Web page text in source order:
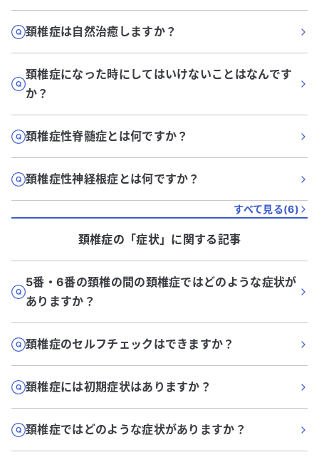
頚椎症は自然治癒しますか？
頚椎症になった時にしてはいけないことはなんです
か？
頚椎症性脊髄症とは何ですか？
頚椎症性神経根症とは何ですか？
すべて見る(6)
頚椎症の「症状」に関する記事
5番・6番の頚椎の間の頚椎症ではどのような症状が
ありますか？
頚椎症のセルフチェックはできますか？
頚椎症には初期症状はありますか？
頚椎症ではどのような症状がありますか？